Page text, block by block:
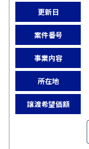
更新日
案件番号
事業内容
所在地
譲渡希望価額